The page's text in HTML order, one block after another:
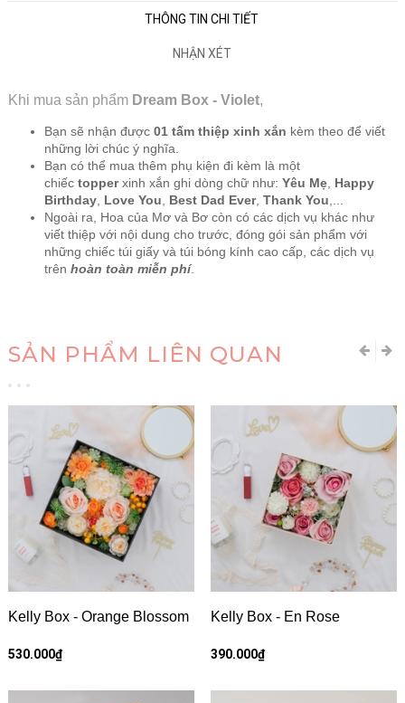
THÔNG TIN CHI TIẾT
NHẬN XÉT
Khi mua sản phẩm Dream Box - Violet,
Bạn sẽ nhận được 01 tấm thiệp xinh xắn kèm theo để viết
những lời chúc ý nghĩa.
Bạn có thể mua thêm phụ kiện đi kèm là một
chiếc topperxinh xắn ghi dòng chữ như: Yêu Mẹ Happy
Birthday Love You Best Dad Ever, Thank You
Ngoài ra, Hoa của Mơ và Bơ còn có các dịch vụ khác như
viết thiệp với nội dung cho trước, đóng gói sản phẩm với
những chiếc túi giấy và túi bóng kính cao cấp, các dịch vụ
trên hoàn toàn miễn phí.
SẢN PHẨM LIÊN QUAN
Kelly Box - Orange Blossom
530.000₫
Kelly Box - En Rose
390.000₫